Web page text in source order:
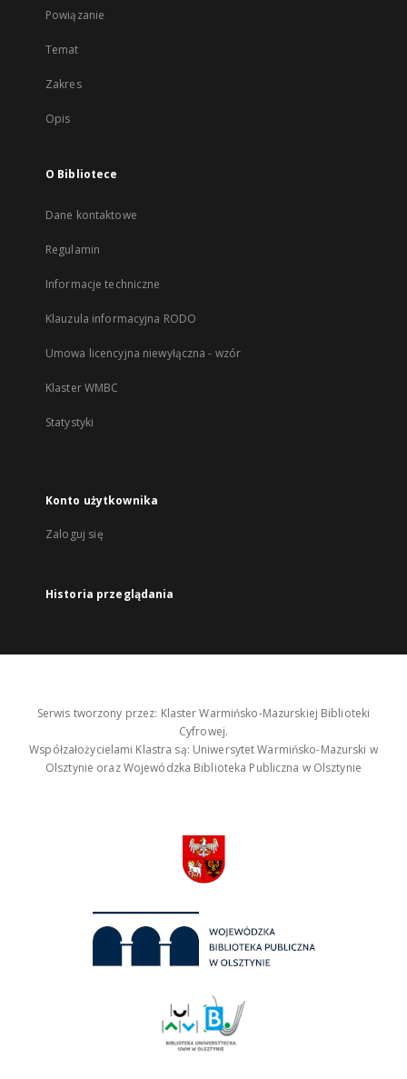
Powiązanie
Temat
Zakres
Opis
O Bibliotece
Dane kontaktowe
Regulamin
Informacje techniczne
Klauzula informacyjna RODO
Umowa licencyjna niewyłączna - wzór
Klaster WMBC
Statystyki
Konto użytkownika
Zaloguj się
Historia przeglądania
Serwis tworzony przez: Klaster Warmińsko-Mazurskiej Biblioteki
Cyfrowej.
Współzałożycielami Klastra są: Uniwersytet Warmińsko-Mazurski w
Olsztynie oraz Wojewódzka Biblioteka Publiczna w Olsztynie